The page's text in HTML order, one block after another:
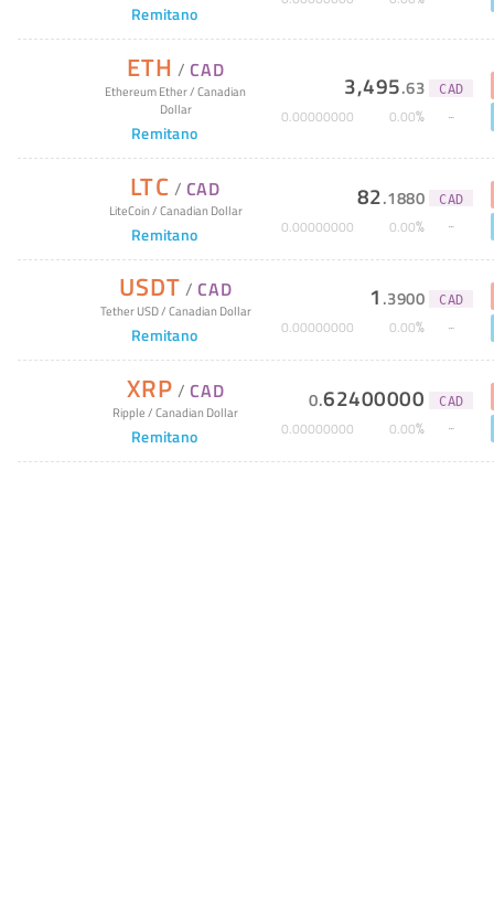
Remitano
ETH /CAD
Ethereum Ether/Canadian
Dollar
Remitano
3,495.63 CAD
0.00000000 0.00%
LTC / CAD
LiteCoin/Canadian Dollar
Remitano
82.1880 CAD
0.00000000 0.00%
USDT /CAD
Tether USD/Canadian Dollar
Remitano
1 .3900 CAD
0.00000000 0.00%
XRP /CAD
Ripple/Canadian Dollar
Remitano
0.62400000 CAD
0.00000000 0.00%